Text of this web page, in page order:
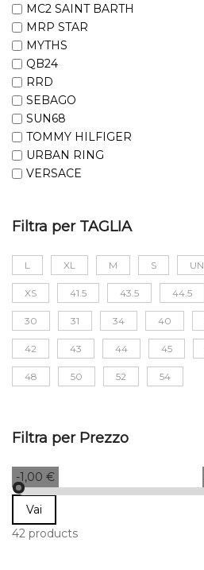
MC2 SAINT BARTH
MRP STAR
MYTHS
QB24
RRD
SEBAGO
SUN68
TOMMY HILFIGER
URBAN RING
VERSACE
Filtra per TAGLIA
L XL M S UN
XS 41.5 43.5 44.5
30 31 34 40
42 43 44 45
48 50 52 54
Filtra per Prezzo
-1,00 €
Vai
42 products